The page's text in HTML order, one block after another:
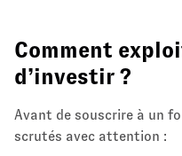
Comment
d’investir ?
Avant de souscrire à un
scrutés avec attention :